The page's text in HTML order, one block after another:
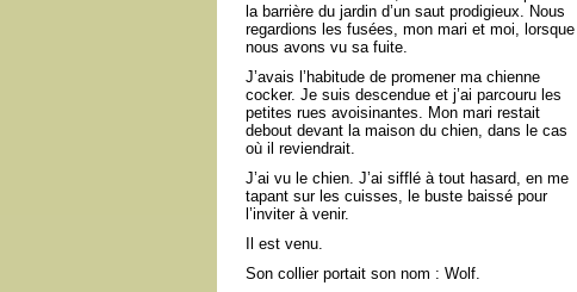
la barrière du jardin d’un saut prodigieux. Nous
regardions les fusées, mon mari et moi, lorsque
nous avons vu sa fuite.
J’avais l’habitude de promener ma chienne
cocker. Je suis descendue et j’ai parcouru les
petites rues avoisinantes. Mon mari restait
debout devant la maison du chien, dans le cas
où il reviendrait.
J’ai vu le chien. J’ai sifflé à tout hasard, en me
tapant sur les cuisses, le buste baissé pour
l’inviter à venir.
Il est venu.
Son collier portait son nom : Wolf.